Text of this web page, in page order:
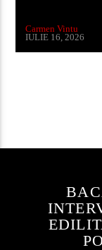
Carmen Vintu
IULIE 16, 2026